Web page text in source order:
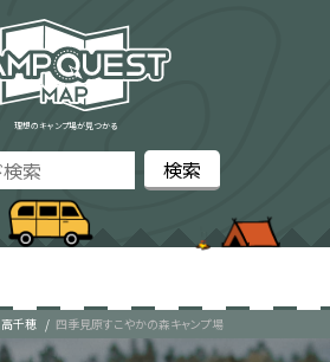
理想のキャンプ場が見つかる
高千穂 四季見原すこやかの森キャンプ場